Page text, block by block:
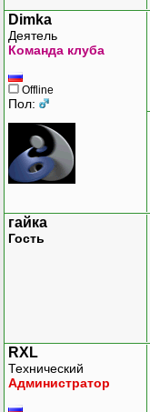
Dimka
Деятель
Команда клуба
Offline
Пол:
гайка
Гость
RXL
Технический
Администратор